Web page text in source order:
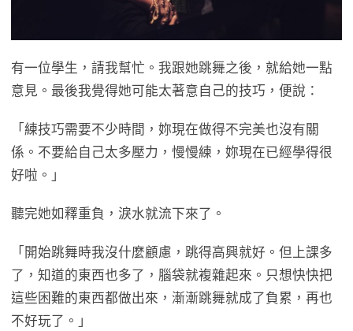
有一位學生，請我幫忙。我跟她跳舞之後，就給她一點
意見。最後我覺得她可能太著意自己的技巧，便說：
「練技巧需要不少時間，妳現在做得不完美也沒有關
係。不要給自己太多壓力，慢慢練，妳現在已經學得很
好啦。」
聽完她如釋重負，淚水就流下來了。
「開始跳舞時我沒什麼顧慮，跳得高興就好。但上課多
了，知道的東西也多了，腦袋就複雜起來。只想快快把
這些困難的東西都做出來，漸漸跳舞就成了負累，再也
不好玩了。」